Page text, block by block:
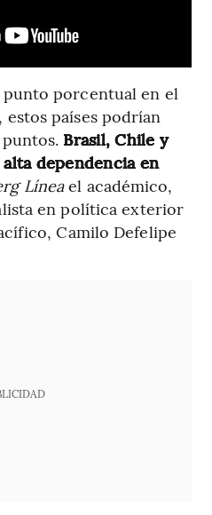
punto porcentual en el
países podrían
Brasil, Chile y
dependencia en
Líneael académico,
en política exterior
Camilo Defelipe